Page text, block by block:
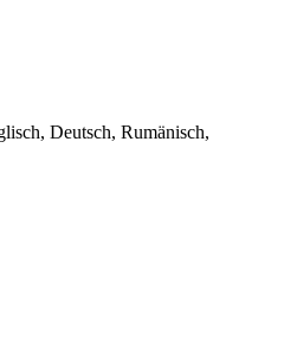
Deutsch, Rumänisch,